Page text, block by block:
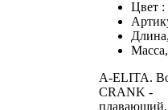
Цвет :
A-ELITA.
CRANK -